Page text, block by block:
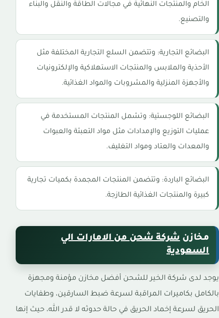
الخام والمنتجات النهائية في مجالات الطاقة والنقل والبناء
والتصنيع.
البضائع التجارية: وتتضمن السلع التجارية المختلفة مثل
الأحذية والملابس والمنتجات الاستهلاكية والإلكترونيات
والأجهزة المنزلية والمشروبات والمواد الغذائية.
البضائع اللوجستية: وتشمل المنتجات المستخدمة في
عمليات التوزيع والإمدادات مثل مواد التعبئة والعبوات
والمعدات والعتاد ومواد التغليف.
البضائع الباردة: وتتضمن المنتجات المجمدة بكميات تجارية
كبيرة والمنتجات الغذائية الطازجة.
مخازنشركة شحن من الامارات الي
السعودية
يوجد لدى شركة الخير للشحن أفضل مخازن مؤمنة ومجهزة
بالكامل بكاميرات المراقبة لسرعة ضبط السارقين، وطفايات
الحريق لسرعة إخماد الحريق في حالة حدوثه لا قدر الله، حيث إنها